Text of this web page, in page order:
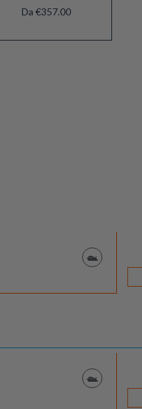
Da €357.00